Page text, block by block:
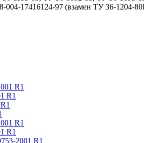
17416124-97 (взамен ТУ 36-1204-
R1
R1